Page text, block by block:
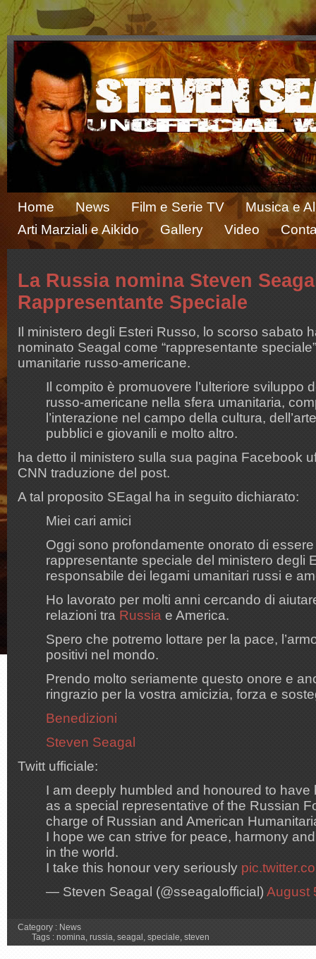
Home News Film e Serie TV
Musica e
Arti Marziali e Aikido
Gallery Video
La Russia nomina Steven
Rappresentante Speciale
Il ministero degli Esteri Russo, lo scorso sabato
nominato Seagal come “rappresentante
umanitarie russo-americane.
Il compito è promuovere l’ulteriore sviluppo
russo-americane nella sfera umanitaria,
l’interazione nel campo della cultura,
pubblici e giovanili e molto altro.
ha detto il ministero sulla sua pagina Facebook
CNN traduzione del post.
A tal proposito SEagal ha in seguito dichiarato:
Miei cari amici
Oggi sono profondamente onorato di
rappresentante speciale del ministero degli
responsabile dei legami umanitari russi e
Ho lavorato per molti anni cercando di
relazioni tra Russia e America.
Spero che potremo lottare per la pace,
positivi nel mondo.
Prendo molto seriamente questo onore e
ringrazio per la vostra amicizia, forza e
Benedizioni
Steven Seagal
Twitt ufficiale:
I am deeply humbled and honoured to have
as a special representative of the Russian
charge of Russian and American
I hope we can strive for peace, harmony
in the world.
I take this honour very seriously
— Steven Seagal (@sseagalofficial)August
Category : News
Tags : nomina, russia, seagal , speciale, steven